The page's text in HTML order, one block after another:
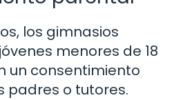
los gimnasios
menores de 18
un consentimiento
padres o tutores.